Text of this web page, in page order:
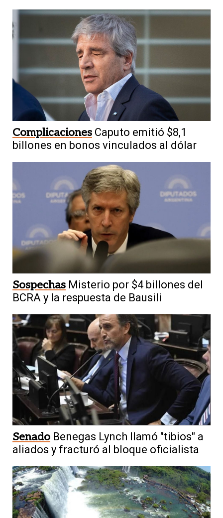
Complicaciones Caputo emitió $8,1
billones en bonos vinculados al dólar
Sospechas Misterio por $4 billones del
BCRA y la respuesta de Bausili
Senado Benegas Lynch llamó "tibios" a
aliados y fracturó al bloque oficialista